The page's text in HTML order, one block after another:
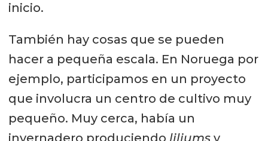
inicio.
También hay cosas que se pueden
hacer a pequeña escala. En Noruega por
ejemplo, participamos en un proyecto
que involucra un centro de cultivo muy
pequeño. Muy cerca, había un
invernadero produciendo liliums y